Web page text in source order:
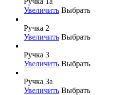
Увеличить Выбрать
Ручка 2
Увеличить Выбрать
Ручка 3
Увеличить Выбрать
Ручка 3а
Увеличить Выбрать